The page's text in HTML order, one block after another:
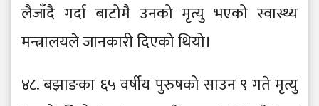
लैजाँदै गर्दा बाटोमै उनको मृत्यु भएको स्वास्थ्य
मन्त्रालयले जानकारी दिएको थियो।
४८. बझाङका ६५ वर्षीय पुरुषको साउन ९ गते मृत्यु